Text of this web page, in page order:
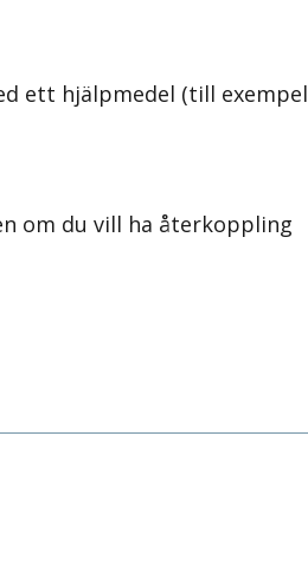
ett hjälpmedel (till exempel
om du vill ha återkoppling